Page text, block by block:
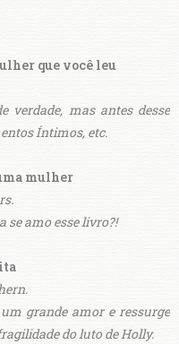
que você leu
verdade, mas antes desse
Íntimos, etc.
mulher
se amo esse livro?!
grande amor e ressurge
do luto de Holly.